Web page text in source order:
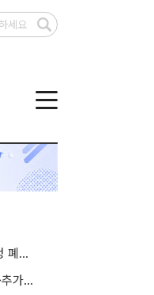
검사는 조언만 하라는 대통령…검찰청 폐지 앞둔 합수본 '딜레마'
SK하이닉스, 주당 375원 분기배당…추가 주주환원 예고